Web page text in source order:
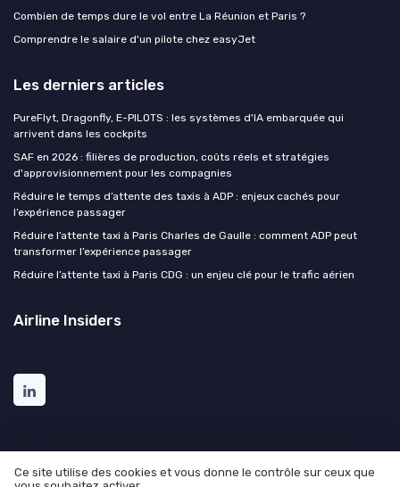
Combien de temps dure le vol entre La Réunion et Paris ?
Comprendre le salaire d'un pilote chez easyJet
Les derniers articles
PureFlyt, Dragonfly, E-PILOTS : les systèmes d'IA embarquée qui
arrivent dans les cockpits
SAF en 2026 : filières de production, coûts réels et stratégies
d'approvisionnement pour les compagnies
Réduire le temps d’attente des taxis à ADP : enjeux cachés pour
l’expérience passager
Réduire l’attente taxi à Paris Charles de Gaulle : comment ADP peut
transformer l’expérience passager
Réduire l’attente taxi à Paris CDG : un enjeu clé pour le trafic aérien
Airline Insiders
Ce site utilise des cookies et vous donne le contrôle sur ceux que